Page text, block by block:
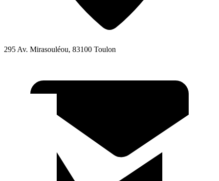
295 Av. Mirasouléou, 83100 Toulon